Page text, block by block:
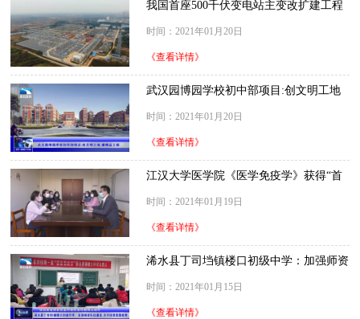
我国首座500千伏变电站主变改扩建工程
时间：2021年01月20日
《查看详情》
武汉园博园学校初中部项目:创文明工地
时间：2021年01月20日
《查看详情》
江汉大学医学院《医学免疫学》获得“首
时间：2021年01月19日
《查看详情》
浠水县丁司垱镇楼口初级中学：加强师资
时间：2021年01月15日
《查看详情》